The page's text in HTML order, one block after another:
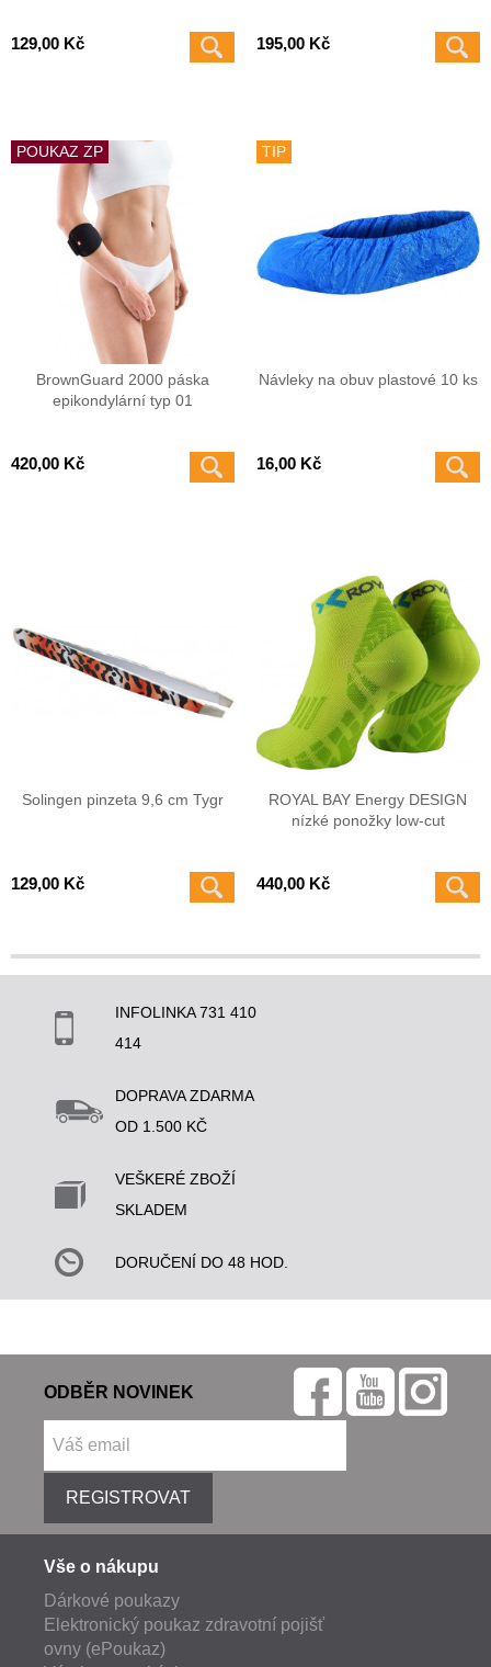
129,00 Kč 195,00 Kč
POUKAZ ZP
BrownGuard 2000 páska
epikondylární typ 01
420,00 Kč
TIP
Návleky na obuv plastové 10 ks
16,00 Kč
Solingen pinzeta 9,6 cm Tygr
129,00 Kč
ROYAL BAY Energy DESIGN
nízké ponožky low-cut
440,00 Kč
INFOLINKA 731 410
414
DOPRAVA ZDARMA
OD 1.500 KČ
VEŠKERÉ ZBOŽÍ
SKLADEM
DORUČENÍ DO 48 HOD.
ODBĚR NOVINEK
REGISTROVAT
Vše o nákupu
Dárkové poukazy
Elektronický poukaz zdravotní pojišť
ovny (ePoukaz)